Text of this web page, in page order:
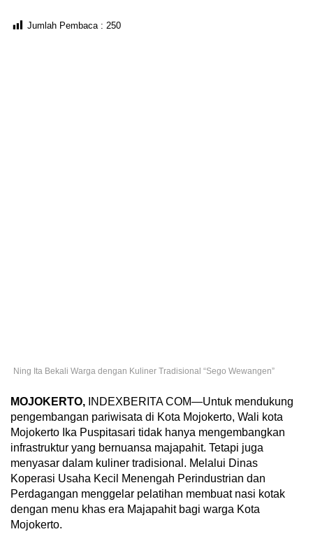
Jumlah Pembaca : 250
Ning Ita Bekali Warga dengan Kuliner Tradisional “Sego Wewangen”
MOJOKERTO, INDEXBERITA COM—Untuk mendukung
pengembangan pariwisata di Kota Mojokerto, Wali kota
Mojokerto Ika Puspitasari tidak hanya mengembangkan
infrastruktur yang bernuansa majapahit. Tetapi juga
menyasar dalam kuliner tradisional. Melalui Dinas
Koperasi Usaha Kecil Menengah Perindustrian dan
Perdagangan menggelar pelatihan membuat nasi kotak
dengan menu khas era Majapahit bagi warga Kota
Mojokerto.